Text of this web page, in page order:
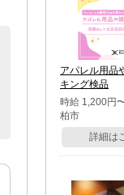
アパレル用品
キング検品
時給 1,200円
柏市
詳細は